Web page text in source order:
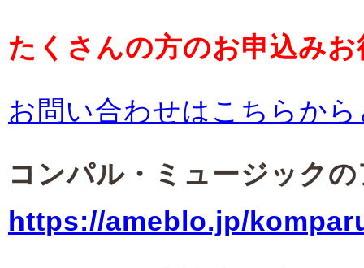
たくさんの方のお申込み
お問い合わせはこちらか
コンパル・ミュージック
https://ameblo.jp/